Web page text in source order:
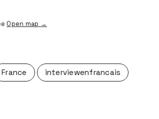
Open map →
France interviewenfrancais